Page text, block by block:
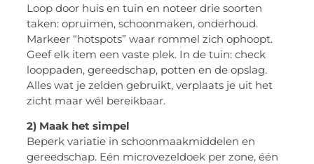
Loop door huis en tuin en noteer drie soorten
taken: opruimen, schoonmaken, onderhoud.
Markeer “hotspots” waar rommel zich ophoopt.
Geef elk item een vaste plek. In de tuin: check
looppaden, gereedschap, potten en de opslag.
Alles wat je zelden gebruikt, verplaats je uit het
zicht maar wél bereikbaar.
2) Maak het simpel
Beperk variatie in schoonmaakmiddelen en
gereedschap. Eén microvezeldoek per zone, één